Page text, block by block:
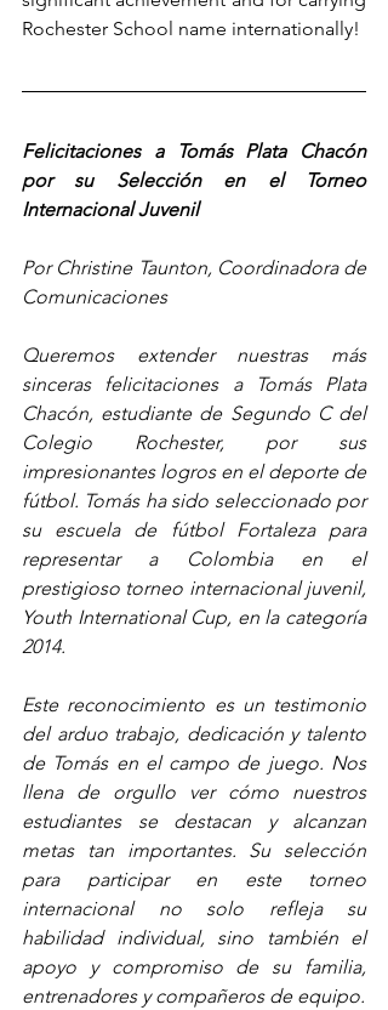
Rochester School name internationally!
Felicitaciones a Tomás Plata Chacón
por su Selección en el Torneo
Internacional Juvenil
Por Christine Taunton, Coordinadora de
Comunicaciones
Queremos extender nuestras más
sinceras felicitaciones a Tomás Plata
Chacón, estudiante de Segundo C del
Colegio Rochester, por sus
impresionantes logros en el deporte de
fútbol. Tomás ha sido seleccionado por
su escuela de fútbol Fortaleza para
representar a Colombia en el
prestigioso torneo internacional juvenil,
Youth International Cup, en la categoría
2014.
Este reconocimiento es un testimonio
del arduo trabajo, dedicación y talento
de Tomás en el campo de juego. Nos
llena de orgullo ver cómo nuestros
estudiantes se destacan y alcanzan
metas tan importantes. Su selección
para participar en este torneo
internacional no solo refleja su
habilidad individual, sino también el
apoyo y compromiso de su familia,
entrenadores y compañeros de equipo.